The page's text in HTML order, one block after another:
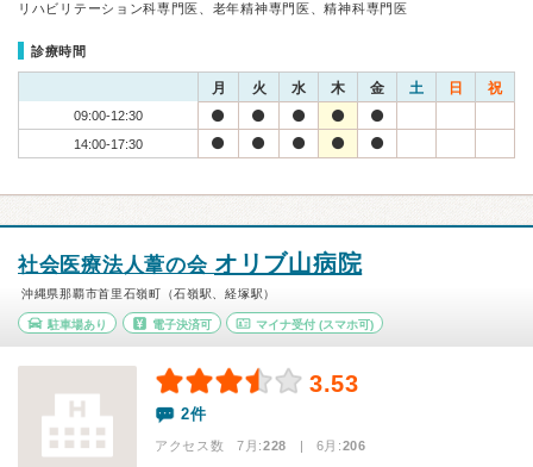
リハビリテーション科専門医、老年精神専門医、精神科専門医
診療時間
月 火 水 木 金 土 日 祝
09:00-12:30
14:00-17:30
社会医療法人葦の会 オリブ山病院
沖縄県那覇市首里石嶺町（石嶺駅、経塚駅）
駐車場あり 電子決済可 マイナ受付 (スマホ可)
3.53
2件
アクセス数 7月:228 | 6月:206